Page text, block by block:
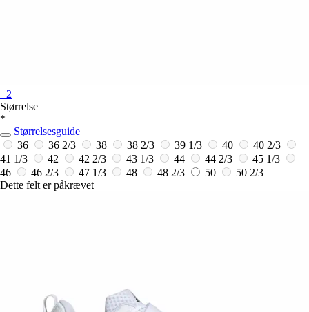
+2
Størrelse
*
Størrelsesguide
36
36 2/3 38 38 2/3 39 1/3 40
40 2/3
41 1/3
42 42 2/3 43 1/3 44 44 2/3
45 1/3
46
46 2/3 47 1/3 48 48 2/3 50
50 2/3
Dette felt er påkrævet